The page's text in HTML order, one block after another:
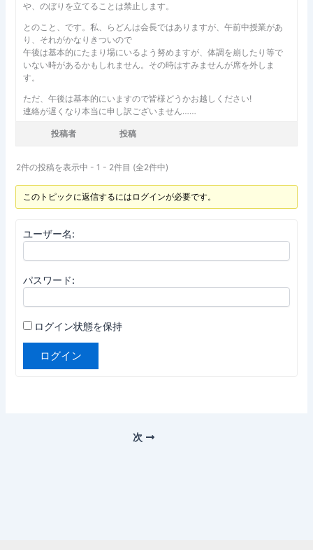
や、のぼりを立てることは禁止します。
とのこと、です。私、らどんは会長ではありますが、午前中授業があ
り、それがかなりきついので
午後は基本的にたまり場にいるよう努めますが、体調を崩したり等で
いない時があるかもしれません。その時はすみませんが席を外しま
す。
ただ、午後は基本的にいますので皆様どうかお越しください!
連絡が遅くなり本当に申し訳ございません……
投稿者 投稿
2件の投稿を表示中 - 1 - 2件目 (全2件中)
このトピックに返信するにはログインが必要です。
ユーザー名:
パスワード:
ログイン状態を保持
ログイン
次